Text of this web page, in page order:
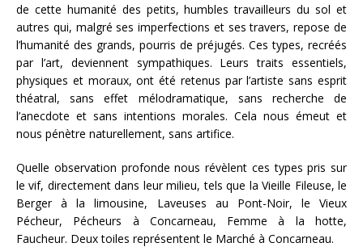
de cette humanité des petits, humbles travailleurs du sol et
autres qui, malgré ses imperfections et ses travers, repose de
l’humanité des grands, pourris de préjugés. Ces types, recréés
par l’art, deviennent sympathiques. Leurs traits essentiels,
physiques et moraux, ont été retenus par l’artiste sans esprit
théatral, sans effet mélodramatique, sans recherche de
l’anecdote et sans intentions morales. Cela nous émeut et
nous pénètre naturellement, sans artifice.
Quelle observation profonde nous révèlent ces types pris sur
le vif, directement dans leur milieu, tels que la Vieille Fileuse, le
Berger à la limousine, Laveuses au Pont-Noir, le Vieux
Pécheur, Pécheurs à Concarneau, Femme à la hotte,
Faucheur. Deux toiles représentent le Marché à Concarneau.